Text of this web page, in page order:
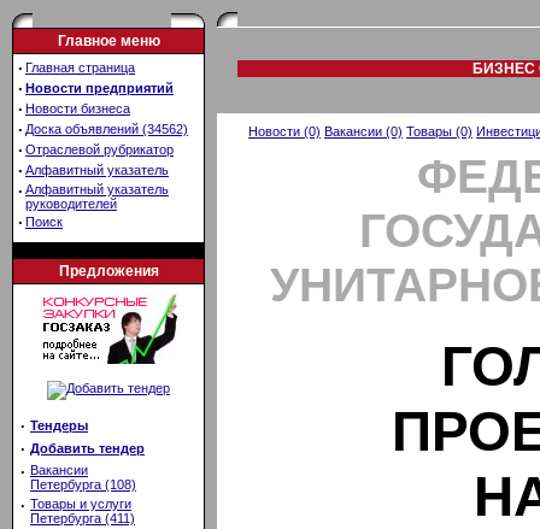
Главное меню
· Главная страница
· Новости предприятий
· Новости бизнеса
· Доска объявлений (34562)
· Отраслевой рубрикатор
· Алфавитный указатель
· Алфавитный указатель
руководителей
· Поиск
Предложения
· Тендеры
· Добавить тендер
· Вакансии
Петербурга (108)
· Товары и услуги
Петербурга (411)
БИЗНЕС
Новости (0) Вакансии (0) Товары (0)